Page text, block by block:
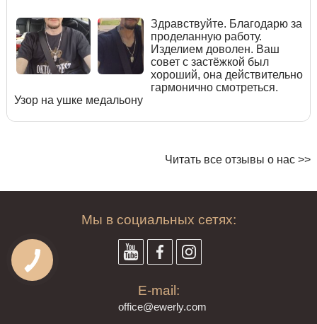
Здравствуйте. Благодарю за
проделанную работу.
Изделием доволен. Ваш
совет с застёжкой был
хороший, она действительно
гармонично смотреться.
Узор на ушке медальону
Читать все отзывы о нас >>
Мы в социальных сетях:
E-mail:
office@ewerly.com